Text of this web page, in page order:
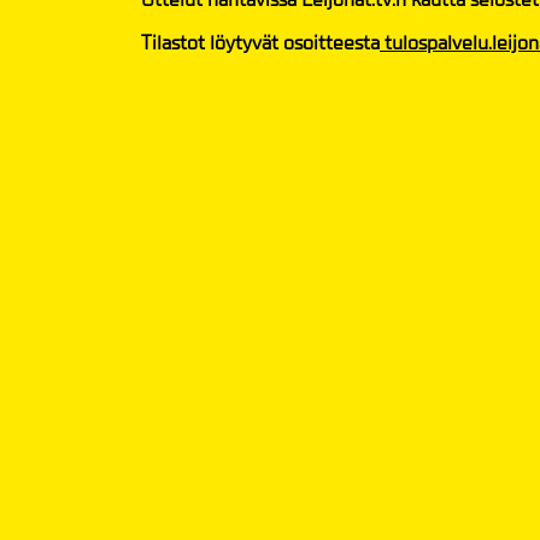
Tilastot löytyvät osoitteesta